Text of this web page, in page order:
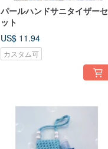
パールハンドサニタイザーセ
ット
US$ 11.94
カスタム可